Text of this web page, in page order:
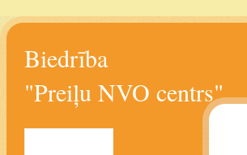
Biedrība
"Preiļu NVO centrs"